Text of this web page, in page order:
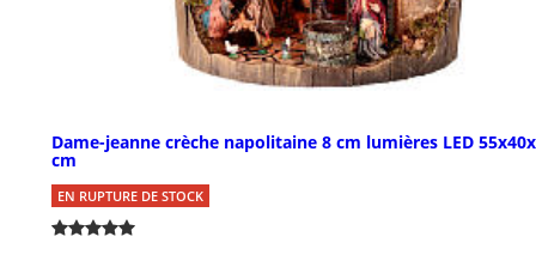
Dame-jeanne crèche napolitaine 8 cm lumières LED
cm
EN RUPTURE DE STOCK